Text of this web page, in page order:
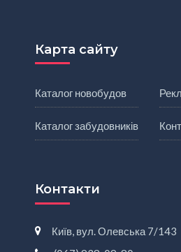
Карта сайту
Каталог новобудов
Каталог забудовників
Контакти
Київ, вул. Олевська 7/143